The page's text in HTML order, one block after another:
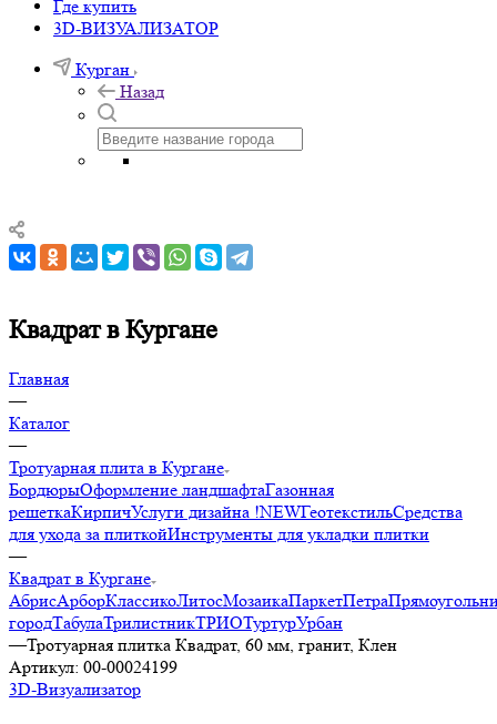
Где купить
3D-ВИЗУАЛИЗАТОР
Курган
Назад
Квадрат в Кургане
Главная
—
Каталог
—
Тротуарная плита в Кургане
БордюрыОформление ландшафтаГазонная
решеткаКирпичУслуги дизайна !NEWГеотекстильСредства
для ухода за плиткойИнструменты для укладки плитки
—
Квадрат в Кургане
АбрисАрборКлассикоЛитосМозаикаПаркетПетра
городТабулаТрилистникТРИОТуртурУрбан
—Тротуарная плитка Квадрат, 60 мм, гранит, Клен
Артикул: 00-00024199
3D-Визуализатор